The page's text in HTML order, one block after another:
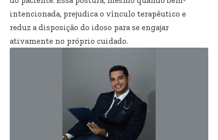
intencionada, prejudica o vínculo terapêutico e
reduz a disposição do idoso para se engajar
ativamente no próprio cuidado.